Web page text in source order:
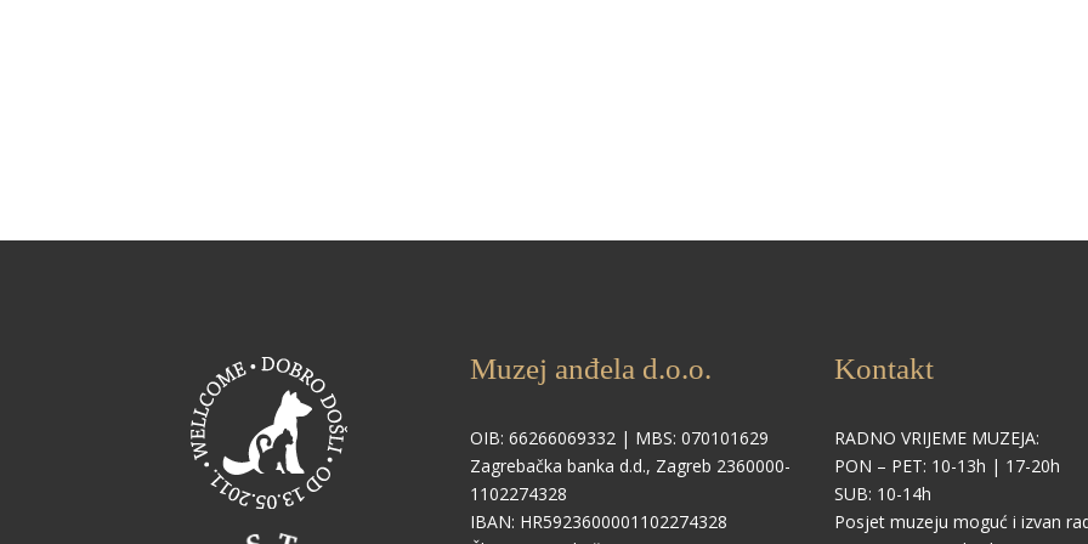
Muzej anđela d.o.o.
OIB: 66266069332 | MBS: 070101629
Zagrebačka banka d.d., Zagreb 2360000-
1102274328
IBAN: HR5923600001102274328
Kontakt
RADNO VRIJEME MUZEJA:
PON – PET: 10-13h | 17-20h
SUB: 10-14h
Posjet muzeju moguć i izvan